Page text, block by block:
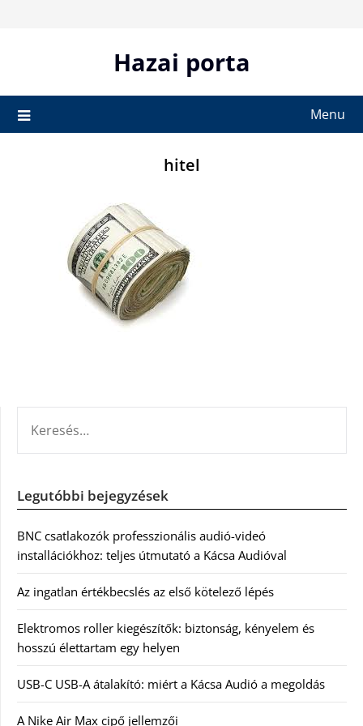
Hazai porta
Menu
hitel
Legutóbbi bejegyzések
BNC csatlakozók professzionális audió-videó
installációkhoz: teljes útmutató a Kácsa Audióval
Az ingatlan értékbecslés az első kötelező lépés
Elektromos roller kiegészítők: biztonság, kényelem és
hosszú élettartam egy helyen
USB-C USB-A átalakító: miért a Kácsa Audió a megoldás
A Nike Air Max cipő jellemzői